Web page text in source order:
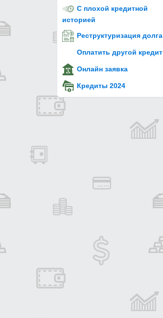
С плохой кредитной
историей
Реструктуризация долга
Оплатить другой кредит
Онлайн заявка
Кредиты 2024